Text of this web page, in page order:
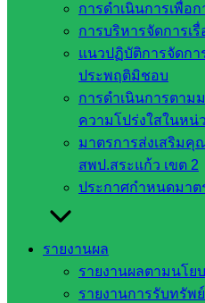
การดำเนินการเพื่อ
การบริหารจัดการเรื่
แนวปฏิบัติการจัดกา
ประพฤติมิชอบ
การดำเนินการตาม
ความโปร่งใสในหน่
มาตรการส่งเสริมคุ
สพป.สระแก้ว เขต 2
ประกาศกำหนดมาต
รายงานผล
รายงานผลตามนโย
รายงานการรับทรัพ
มหาวิทยาลัย
ประเทศไทย
สพม. ใน
สังกัด
สพฐ.
เว็บไซต์